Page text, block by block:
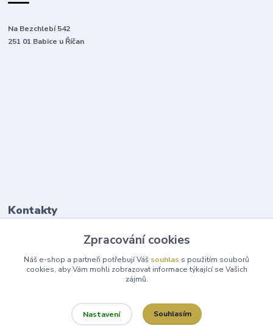
Na Bezchlebí 542
251 01 Babice u Říčan
Kontakty
+420 731 153 092
Zpracování cookies
Náš e-shop a partneři potřebují Váš souhlas s použitím souborů
cookies, aby Vám mohli zobrazovat informace týkající se Vašich
zájmů.
Nastavení Souhlasím